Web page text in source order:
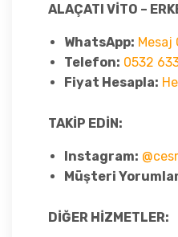
ALAÇATI VİTO –
WhatsApp: Mesaj
Telefon: 0532
Fiyat Hesapla:
TAKİP EDİN:
Instagram:
Müşteri
DİĞER HİZMETLER: